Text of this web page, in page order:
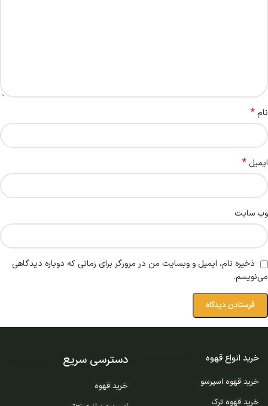
نام*
ایمیل *
وب‌ سایت
ذخیره نام، ایمیل و وبسایت من در مرورگر برای زمانی که دوباره دیدگاهی
می‌نویسم.
خرید انواع قهوه
خرید قهوه اسپرسو
خرید قهوه ترک
دسترسی سریع
خرید قهوه